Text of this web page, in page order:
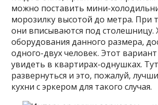
можно поставить мини-
морозилку высотой до метра. При
они вписываются под столешницу.
оборудования данного размера,
одного-двух человек. Этот
увидеть в квартирах-однушках.
развернуться и это, пожалуй,
кухни с эркером для такого случая.